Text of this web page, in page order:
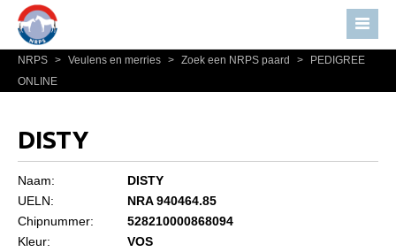
Home
Nieuws
Bestuur NRPS
Informatie
NRPS > Veulens en merries > Zoek een NRPS paard >
PEDIGREE
ONLINE
DISTY
Naam:
DISTY
UELN:
NRA 940464.85
Chipnummer:
528210000868094
Kleur:
VOS